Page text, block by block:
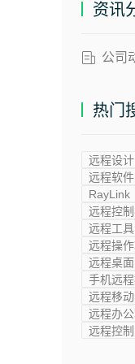
资讯
公司
热门
远程设计
远程软件
RayLink
远程控
远程工具
远程操
远程桌面
手机远
远程移
远程办
远程控